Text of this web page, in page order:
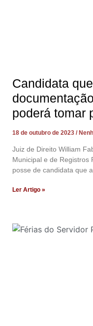
Candidata
poderá tomar
18 de outubro de 2023
Juiz de Direito William
Municipal e de Registros
posse de candidata que
Ler Artigo »